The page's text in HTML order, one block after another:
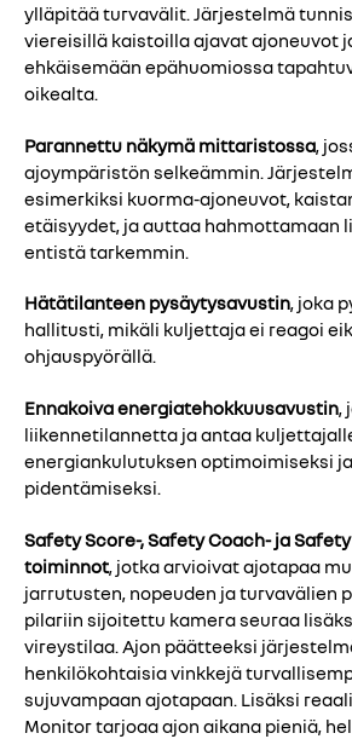
ylläpitää turvavälit. Järjestelmä
viereisillä kaistoilla ajavat ajoneuvot
ehkäisemään epähuomiossa
oikealta.
Parannettu näkymä mittaristossa ,
ajoympäristön selkeämmin.
esimerkiksi kuorma-ajoneuvot,
etäisyydet, ja auttaa hahmottamaan
entistä tarkemmin.
Hätätilanteen pysäytysavustin, joka
hallitusti, mikäli kuljettaja ei reagoi
ohjauspyörällä.
Ennakoiva energiatehokkuusavustin,
liikennetilannetta ja antaa
energiankulutuksen optimoimiseksi
pidentämiseksi.
Safety Score-, Safety Coach- ja
toiminnot, jotka arvioivat ajotapaa
jarrutusten, nopeuden ja turvavälien
pilariin sijoitettu kamera seuraa
vireystilaa. Ajon päätteeksi
henkilökohtaisia vinkkejä
sujuvampaan ajotapaan. Lisäksi
Monitor tarjoaa ajon aikana pieniä,